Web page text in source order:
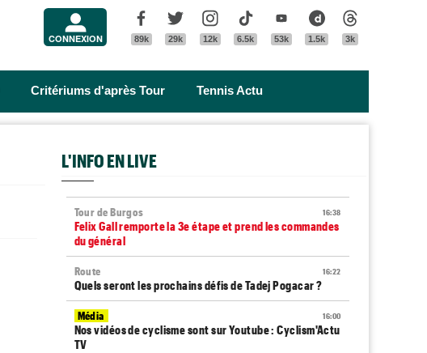
CONNEXION
Facebook
89k
Twitter
29k
Instagram
12k
Tik Tok
6.5k
Youtube
53k
Dailymotion
1.5k 3k
Critériums d'après Tour Tennis Actu
L'INFO EN LIVE
16:38
Tour de Burgos
Felix Gall remporte la 3e étape et prend les commandes
du général
16:22
Route
Quels seront les prochains défis de Tadej Pogacar ?
16:00
Média
Nos vidéos de cyclisme sont sur Youtube : Cyclism'Actu
TV